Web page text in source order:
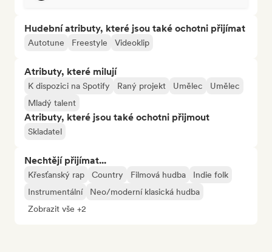
Hudební atributy, které jsou také ochotni přijímat
Autotune Freestyle Videoklip
Atributy, které milují
K dispozici na Spotify Raný projekt Umělec
Umělec
Mladý talent
Atributy, které jsou také ochotni přijmout
Skladatel
Nechtějí přijímat...
Křesťanský rap Country Filmová hudba
Indie folk
Instrumentální
Neo/moderní klasická hudba
Zobrazit vše +2